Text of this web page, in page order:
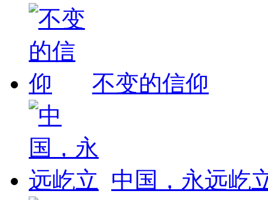
不变的信仰
中国，永远屹